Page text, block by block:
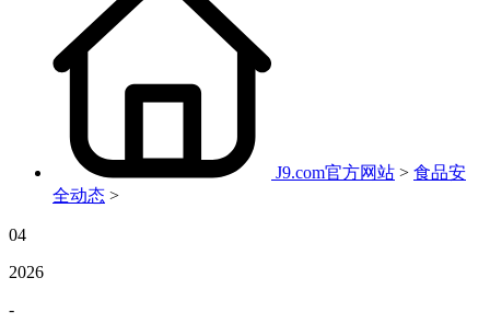
J9.com官方网站 > 食品安
全动态 >
04
2026
-